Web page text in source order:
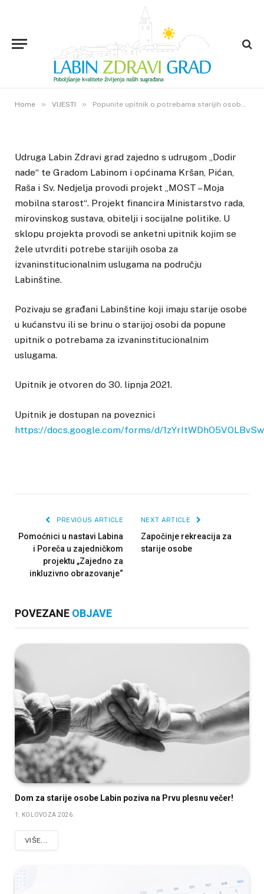
Home » VIJESTI » Popunite upitnik o potrebama starijih osoba za izvaninstitucionalnim uslugama na području Labinštine
Popunite upitnik o potrebama
starijih osoba za
izvaninstitucionalnim uslugama
na području Labinštine
24. LIPNJA 2021. 0VIEWS
Udruga Labin Zdravi grad zajedno s udrugom „Dodir
nade“ te Gradom Labinom i općinama Kršan, Pićan,
Raša i Sv. Nedjelja provodi projekt „MOST – Moja
mobilna starost“. Projekt financira Ministarstvo rada,
mirovinskog sustava, obitelji i socijalne politike. U
sklopu projekta provodi se anketni upitnik kojim se
žele utvrditi potrebe starijih osoba za
izvaninstitucionalnim uslugama na području
Labinštine.
Pozivaju se građani Labinštine koji imaju starije osobe
u kućanstvu ili se brinu o starijoj osobi da popune
upitnik o potrebama za izvaninstitucionalnim
uslugama.
Upitnik je otvoren do 30. lipnja 2021.
Upitnik je dostupan na poveznici
https://docs.google.com/forms/d/
PREVIOUS ARTICLE
Pomoćnici u nastavi Labina
i Poreča u zajedničkom
projektu „Zajedno za
inkluzivno obrazovanje“
NEXT ARTICLE
Započinje rekreacija za
starije osobe
POVEZANE OBJAVE
Dom za starije osobe Labin poziva na Prvu plesnu večer!
1. KOLOVOZA 2026.
VIŠE...